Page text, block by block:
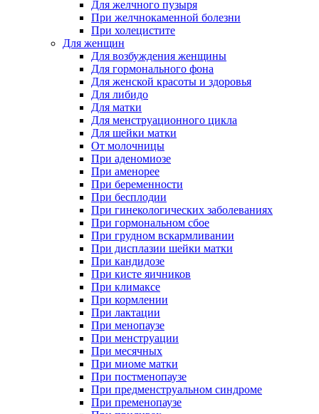
Для желчного пузыря
При желчнокаменной болезни
При холецистите
Для женщин
Для возбуждения женщины
Для гормонального фона
Для женской красоты и здоровья
Для либидо
Для матки
Для менструационного цикла
Для шейки матки
От молочницы
При аденомиозе
При аменорее
При беременности
При бесплодии
При гинекологических заболеваниях
При гормональном сбое
При грудном вскармливании
При дисплазии шейки матки
При кандидозе
При кисте яичников
При климаксе
При кормлении
При лактации
При менопаузе
При менструации
При месячных
При миоме матки
При постменопаузе
При предменструальном синдроме
При пременопаузе